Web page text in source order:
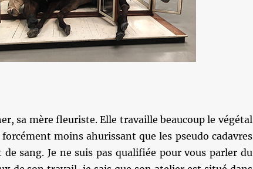
sa mère fleuriste. Elle travaille beaucoup le végétal
forcément moins ahurissant que les pseudo cadavres
sang. Je ne suis pas qualifiée pour vous parler du